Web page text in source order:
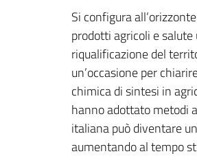
Si configura
prodotti agricoli e
riqualificazione del
un’occasione per
chimica di sintesi in
hanno adottato metodi
italiana può diventare
aumentando al tempo